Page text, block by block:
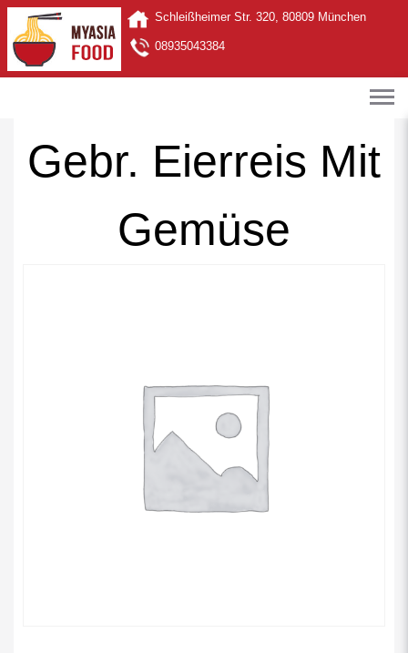
Schleißheimer Str. 320, 80809 München
08935043384
Gebr. Eierreis Mit
Gemüse